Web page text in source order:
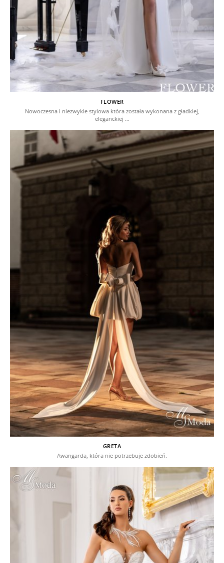
FLOWER
Nowoczesna i niezwykle stylowa która została wykonana z gładkiej,
eleganckiej …
GRETA
Awangarda, która nie potrzebuje zdobień.